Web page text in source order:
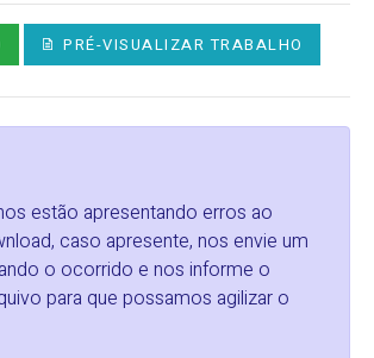
PRÉ-VISUALIZAR TRABALHO
estão apresentando erros ao
caso apresente, nos envie um
o ocorrido e nos informe o
para que possamos agilizar o